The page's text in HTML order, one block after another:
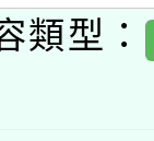
請許可
署委託
類型：